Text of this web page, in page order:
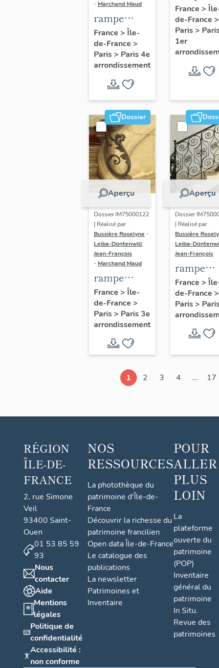
- Marchand Maud
rampe
d'appui,
escalier de
la maison à
cochère
dite hôtel
Charpentier
(non étudié)
France > Île-
de-France >
Paris> Paris 4e
arrondissement
d'appui,
escalier
la
porte
cochère
(non
France >
de-France >
Paris>
1er
Dossier
Aperçu
Dossier IM75000122
| Réalisé par
Bussière Roselyne -
Leiba-Dontenwill
Jean-François
- Marchand Maud
rampe
d'appui,
escalier de
la maison à
cochère
(non étudié)
France > Île-
de-France >
Paris> Paris 3e
arrondissement
Aperçu
Dossier
| Réalisé par
Bussière
Leiba-
Jean-François
rampe
d'appui,
escalier
la
cochère
(non
France >
de-France >
Paris>
1 2 3 4 ... 17
RÉGION
ÎLE-DE-
FRANCE
2, rue Simone
Veil
93400 Saint-
Ouen
01 53 85 59
93
Nous
contacter
Aide
Mentions
légales
Politique de
confidentialité
Accessibilité :
non conforme
NOS
RESSOURCES
La photothèque du
patrimoine d'Île-de-
France
Découvrir la richesse du
patrimoine francilien
Open data Île-de-France
Le catalogue des
publications
La newsletter
Patrimoines et
Inventaire
POUR
ALLER
PLUS
LOIN
La
plateforme
ouverte du
patrimoine
(POP)
Inventaire
général du
patrimoine
In Situ.
Revue des
patrimoines